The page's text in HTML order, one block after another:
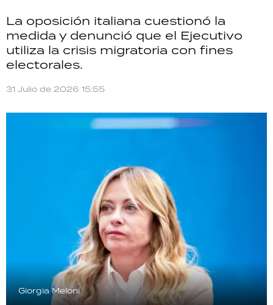
La oposición italiana cuestionó la
medida y denunció que el Ejecutivo
utiliza la crisis migratoria con fines
electorales.
31 Julio de 2026 15:55
Giorgia Meloni